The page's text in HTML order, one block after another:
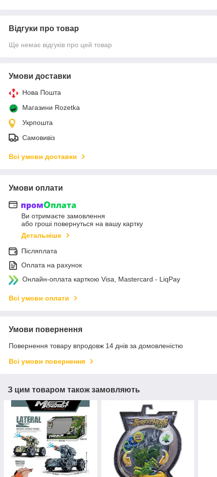
Відгуки про товар
Ще немає відгуків про цей товар
Умови доставки
Нова Пошта
Магазини Rozetka
Укрпошта
Самовивіз
Всі умови доставки
Умови оплати
Ви отримаєте замовлення
або гроші повернуться на вашу картку
Детальніше
Післяплата
Оплата на рахунок
Онлайн-оплата карткою Visa, Mastercard - LiqPay
Всі умови оплати
Умови повернення
Повернення товару впродовж 14 днів за домовленістю
Всі умови повернення
З цим товаром також замовляють